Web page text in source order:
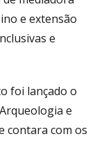
e extensão
e
foi lançado o
e
contara com os